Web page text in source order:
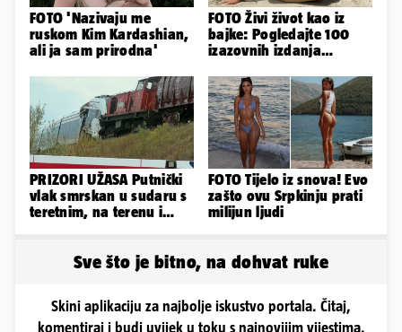
FOTO 'Nazivaju me
ruskom Kim Kardashian,
ali ja sam prirodna'
FOTO Živi život kao iz
bajke: Pogledajte 100
izazovnih izdanja
PRIZORI UŽASA Putnički
vlak smrskan u sudaru s
teretnim, na terenu i
FOTO Tijelo iz snova! Evo
zašto ovu Srpkinju prati
milijun ljudi
Sve što je bitno, na dohvat ruke
Skini aplikaciju za najbolje iskustvo portala. Čitaj,
komentiraj i budi uvijek u toku s najnovijim vijestima.